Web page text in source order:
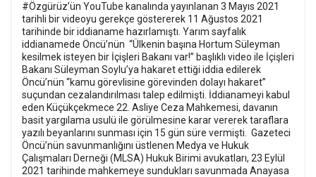
#Özgürüz’ün YouTube kanalında yayınlanan 3 Mayıs 2021
tarihli bir videoyu gerekçe göstererek 11 Ağustos 2021
tarihinde bir iddianame hazırlamıştı. Yarım sayfalık
iddianamede Öncü’nün “Ülkenin başına Hortum Süleyman
kesilmek isteyen bir İçişleri Bakanı var!” başlıklı video ile İçişleri
Bakanı Süleyman Soylu’ya hakaret ettiği iddia edilerek
Öncü’nün “kamu görevlisine görevinden dolayı hakaret”
suçundan cezalandırılması talep edilmişti. İddianameyi kabul
eden Küçükçekmece 22. Asliye Ceza Mahkemesi, davanın
basit yargılama usulü ile görülmesine karar vererek taraflara
yazılı beyanlarını sunması için 15 gün süre vermişti.
Gazeteci
Öncü’nün savunmanlığını üstlenen Medya ve Hukuk
Çalışmaları Derneği (MLSA) Hukuk Birimi avukatları, 23 Eylül
2021 tarihinde mahkemeye sundukları savunmada Anayasa